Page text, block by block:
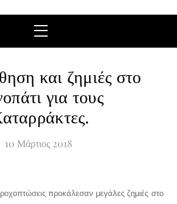
Menu
και ζημιές στο
για τους
10 Μάρτιος 2018
προκάλεσαν μεγάλες ζημιές στο